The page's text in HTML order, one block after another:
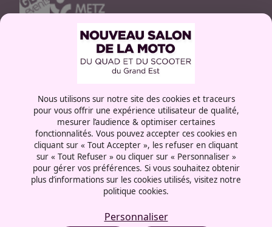
Rue de la Grange aux bois
57072 - Metz
France
Mentions légales
Nous utilisons sur notre site des cookies et traceurs
pour vous offrir une expérience utilisateur de qualité,
mesurer l’audience & optimiser certaines
fonctionnalités. Vous pouvez accepter ces cookies en
cliquant sur « Tout Accepter », les refuser en cliquant
sur « Tout Refuser » ou cliquer sur « Personnaliser »
pour gérer vos préférences. Si vous souhaitez obtenir
plus d’informations sur les cookies utilisés, visitez notre
politique cookies.
Personnaliser